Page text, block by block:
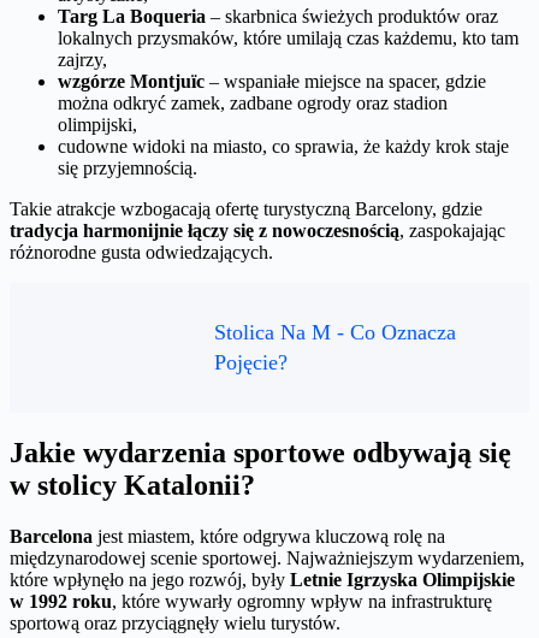
Targ La Boqueria – skarbnica świeżych produktów oraz
lokalnych przysmaków, które umilają czas każdemu, kto tam
zajrzy,
wzgórze Montjuïc – wspaniałe miejsce na spacer, gdzie
można odkryć zamek, zadbane ogrody oraz stadion
olimpijski,
cudowne widoki na miasto, co sprawia, że każdy krok staje
się przyjemnością.
Takie atrakcje wzbogacają ofertę turystyczną Barcelony, gdzie
tradycja harmonijnie łączy się z nowoczesnością, zaspokajając
różnorodne gusta odwiedzających.
Stolica Na M - Co Oznacza
Pojęcie?
Jakie wydarzenia sportowe odbywają się
w stolicy Katalonii?
Barcelona jest miastem, które odgrywa kluczową rolę na
międzynarodowej scenie sportowej. Najważniejszym wydarzeniem,
które wpłynęło na jego rozwój, były Letnie Igrzyska Olimpijskie
w 1992 roku, które wywarły ogromny wpływ na infrastrukturę
sportową oraz przyciągnęły wielu turystów.